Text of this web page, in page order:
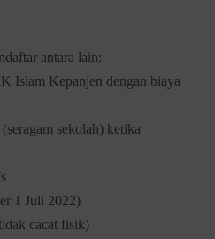
antara lain:
Islam Kepanjen dengan biaya
sekolah) ketika
1 Juli 2022)
cacat fisik)